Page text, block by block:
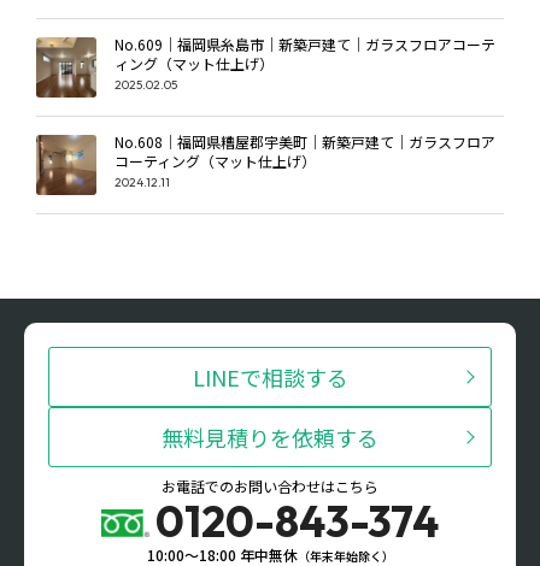
No.609｜福岡県糸島市｜新築戸建て｜ガラスフロアコーテ
ィング（マット仕上げ）
2025.02.05
No.608｜福岡県糟屋郡宇美町｜新築戸建て｜ガラスフロア
コーティング（マット仕上げ）
2024.12.11
LINEで相談する
無料見積りを依頼する
お電話でのお問い合わせはこちら
0120-843-374
10:00〜18:00 年中無休（年末年始除く）